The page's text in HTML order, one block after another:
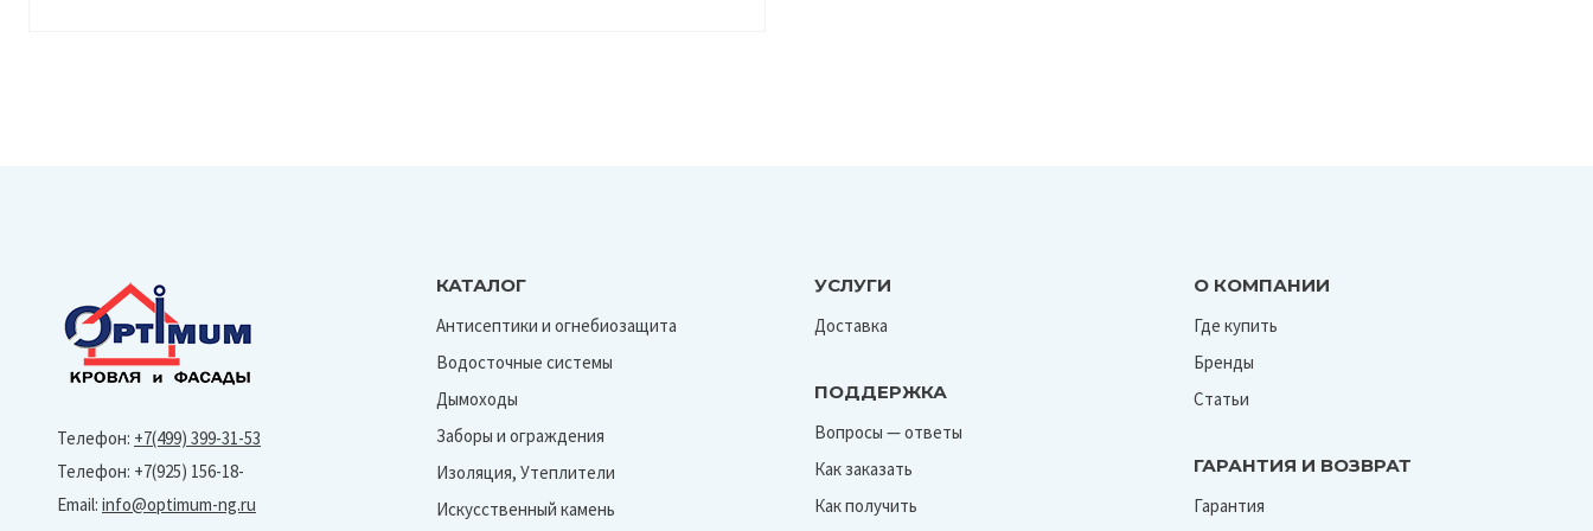
Телефон: +7(499) 399-31-53
Телефон: +7(925) 156-18-
Email: info@optimum-ng.ru
КАТАЛОГ
Антисептики и огнебиозащита
Водосточные системы
Дымоходы
Заборы и ограждения
Изоляция, Утеплители
Искусственный камень
УСЛУГИ
Доставка
ПОДДЕРЖКА
Вопросы — ответы
Как заказать
Как получить
О КОМПАНИИ
Где купить
Бренды
Статьи
ГАРАНТИЯ И ВОЗВРАТ
Гарантия